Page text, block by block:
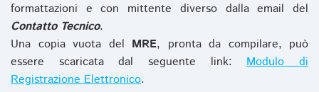
formattazioni e con mittente diverso dalla email del
Contatto Tecnico.
Una copia vuota del MRE, pronta da compilare, può
essere scaricata dal seguente link:Modulo di
Registrazione Elettronico.